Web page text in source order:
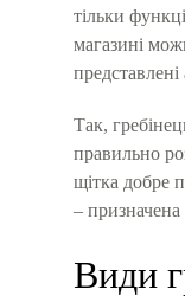
тільки
магазині
Так,
правильно
щітка добре
– призначена
Види